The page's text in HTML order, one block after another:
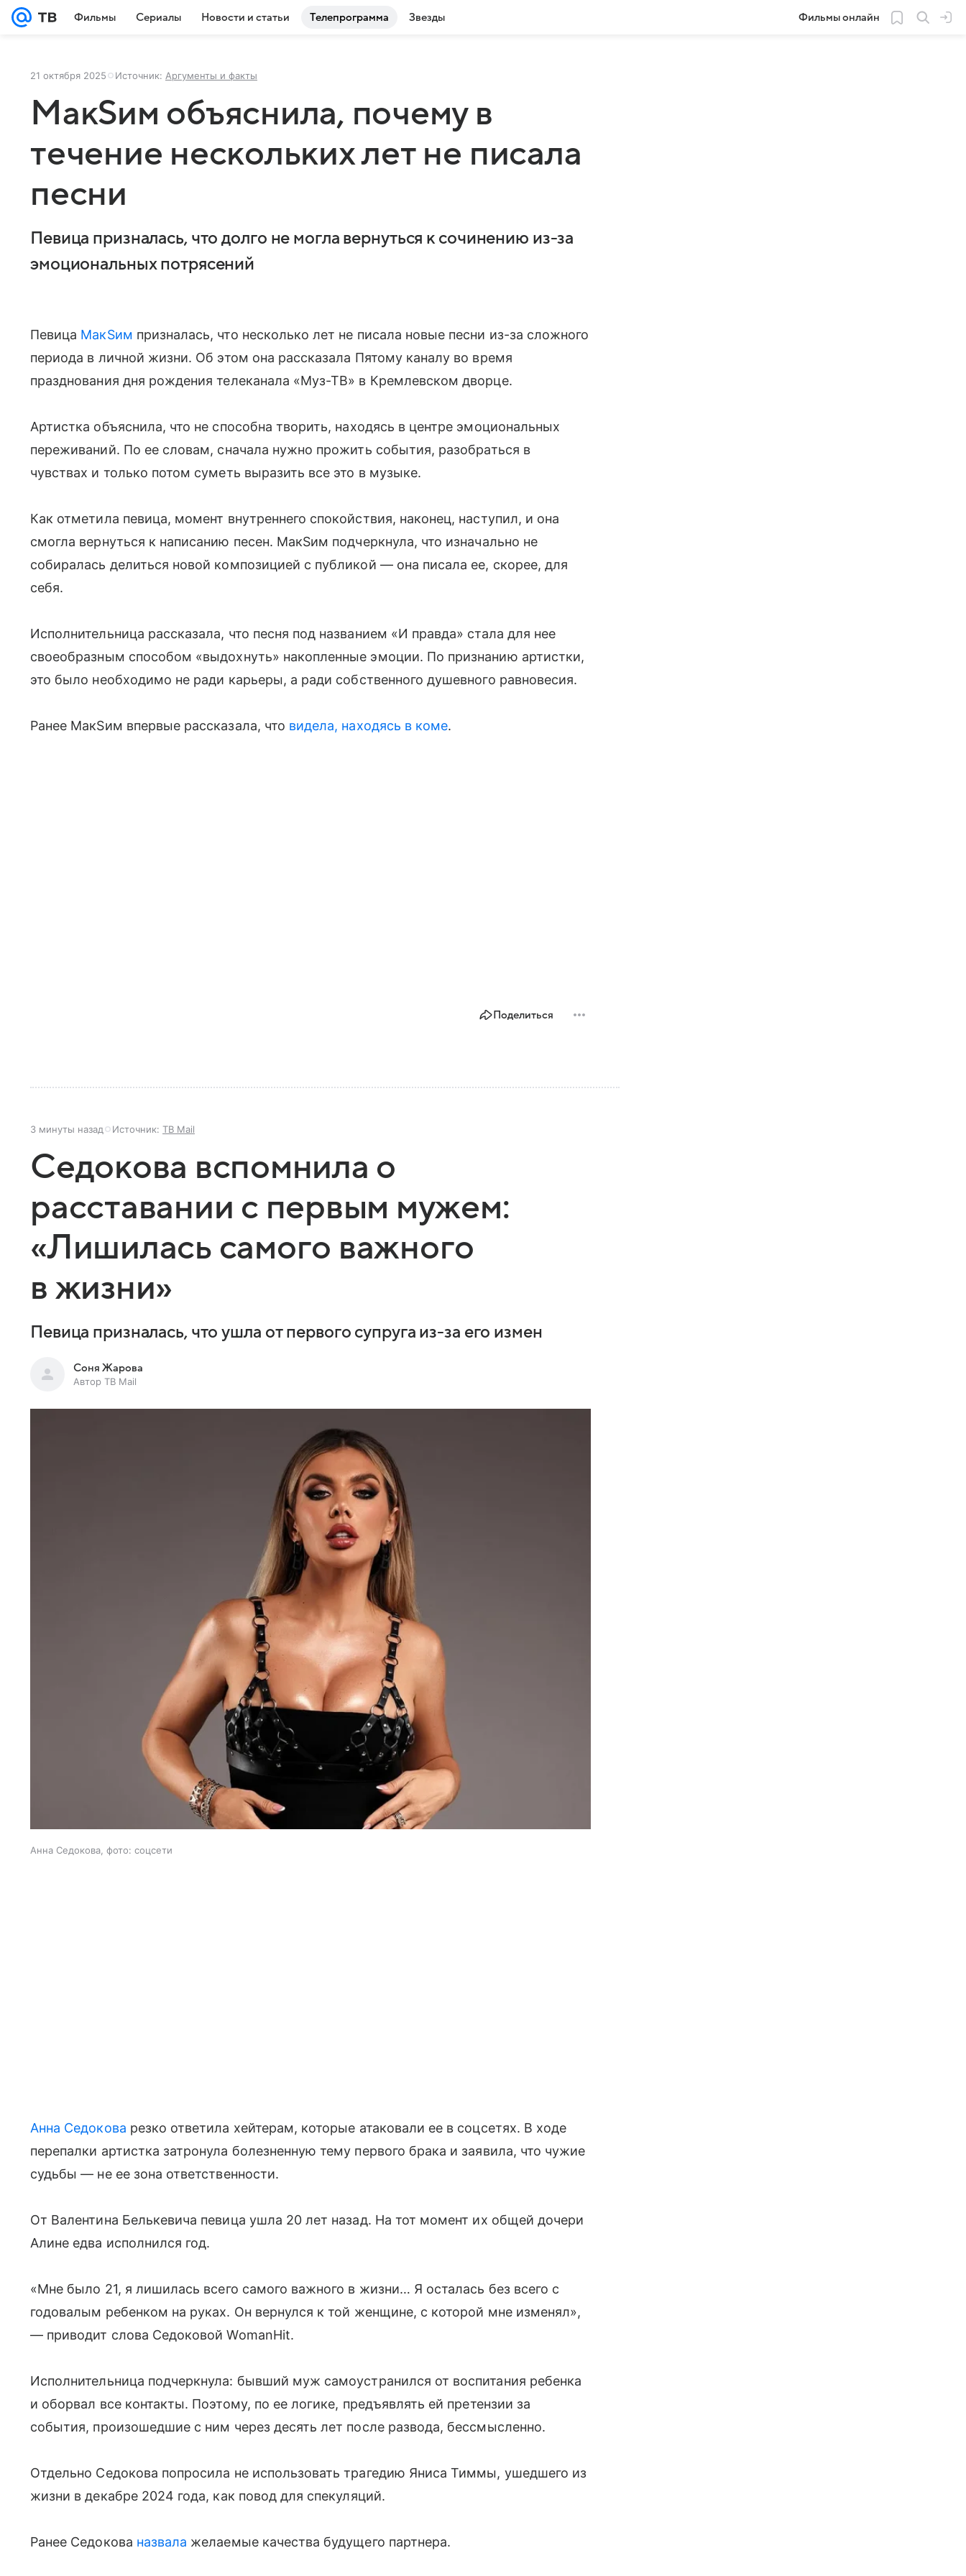
Фильмы Сериалы Новости и статьи Телепрограмма Звезды Фильмы онлайн
21 октября 2025 Источник: Аргументы и факты
МакSим объяснила, почему в
течение нескольких лет не писала
песни
Певица призналась, что долго не могла вернуться к сочинению из-за
эмоциональных потрясений
Певица МакSим призналась, что несколько лет не писала новые песни из-за сложного
периода в личной жизни. Об этом она рассказала Пятому каналу во время
празднования дня рождения телеканала «Муз-ТВ» в Кремлевском дворце.
Артистка объяснила, что не способна творить, находясь в центре эмоциональных
переживаний. По ее словам, сначала нужно прожить события, разобраться в
чувствах и только потом суметь выразить все это в музыке.
Как отметила певица, момент внутреннего спокойствия, наконец, наступил, и она
смогла вернуться к написанию песен. МакSим подчеркнула, что изначально не
собиралась делиться новой композицией с публикой — она писала ее, скорее, для
себя.
Исполнительница рассказала, что песня под названием «И правда» стала для нее
своеобразным способом «выдохнуть» накопленные эмоции. По признанию артистки,
это было необходимо не ради карьеры, а ради собственного душевного равновесия.
Ранее МакSим впервые рассказала, что видела, находясь в коме.
Поделиться
3 минуты назад Источник: ТВ Mail
Седокова вспомнила о
расставании с первым мужем:
«Лишилась самого важного
в жизни»
Певица призналась, что ушла от первого супруга из-за его измен
Соня Жарова
Автор ТВ Mail
Анна Седокова, фото: соцсети
Анна Седокова резко ответила хейтерам, которые атаковали ее в соцсетях. В ходе
перепалки артистка затронула болезненную тему первого брака и заявила, что чужие
судьбы — не ее зона ответственности.
От Валентина Белькевича певица ушла 20 лет назад. На тот момент их общей дочери
Алине едва исполнился год.
«Мне было 21, я лишилась всего самого важного в жизни… Я осталась без всего с
годовалым ребенком на руках. Он вернулся к той женщине, с которой мне изменял»,
— приводит слова Седоковой WomanHit.
Исполнительница подчеркнула: бывший муж самоустранился от воспитания ребенка
и оборвал все контакты. Поэтому, по ее логике, предъявлять ей претензии за
события, произошедшие с ним через десять лет после развода, бессмысленно.
Отдельно Седокова попросила не использовать трагедию Яниса Тиммы, ушедшего из
жизни в декабре 2024 года, как повод для спекуляций.
Ранее Седокова назвала желаемые качества будущего партнера.